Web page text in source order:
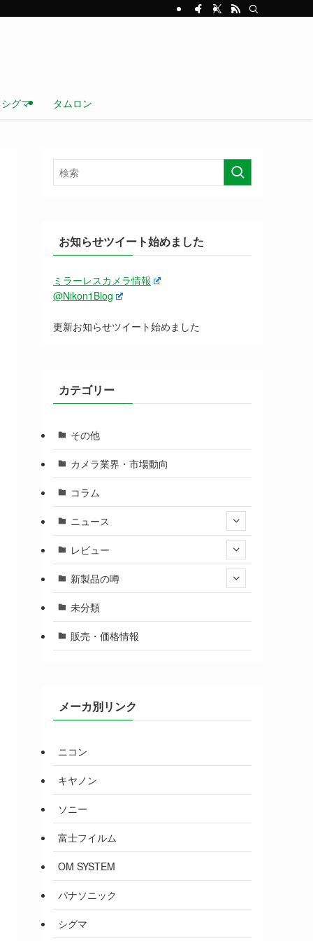
シグマ タムロン
お知らせツイート始めました
ミラーレスカメラ情報
@Nikon1Blog
更新お知らせツイート始めました
カテゴリー
その他
カメラ業界・市場動向
コラム
ニュース
レビュー
新製品の噂
未分類
販売・価格情報
メーカ別リンク
ニコン
キヤノン
ソニー
富士フイルム
OM SYSTEM
パナソニック
シグマ